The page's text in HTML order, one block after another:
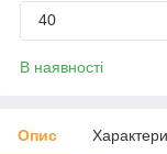
40
В наявності
Опис